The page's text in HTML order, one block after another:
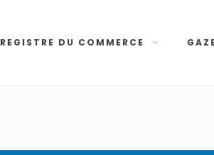
REGISTRE DU COMMERCE